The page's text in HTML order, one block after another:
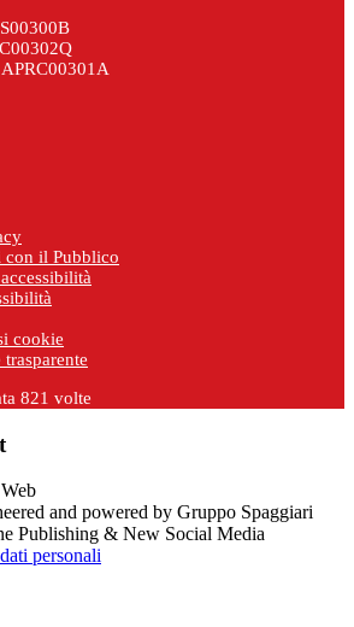
il Pubblico
cookie
821 volte
and powered by Gruppo Spaggiari
Publishing & New Social Media
personali